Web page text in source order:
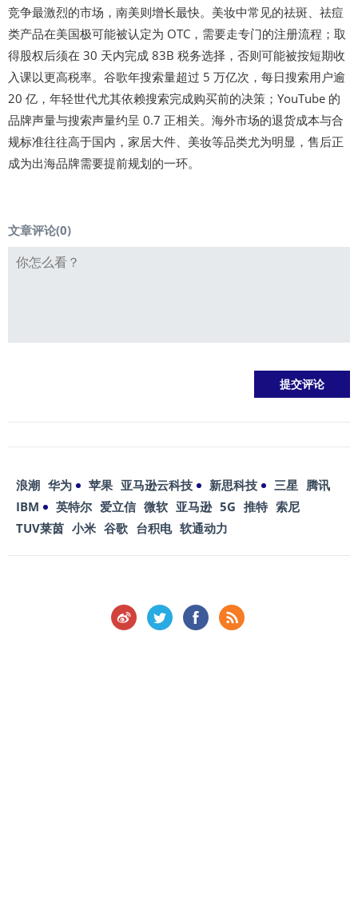
竞争最激烈的市场，南美则增长最快。美妆中常见的祛斑、祛痘
类产品在美国极可能被认定为 OTC，需要走专门的注册流程；取
得股权后须在 30 天内完成 83B 税务选择，否则可能被按短期收
入课以更高税率。谷歌年搜索量超过 5 万亿次，每日搜索用户逾
20 亿，年轻世代尤其依赖搜索完成购买前的决策；YouTube 的
品牌声量与搜索声量约呈 0.7 正相关。海外市场的退货成本与合
规标准往往高于国内，家居大件、美妆等品类尤为明显，售后正
成为出海品牌需要提前规划的一环。
文章评论(0)
浪潮 华为 苹果 亚马逊云科技 新思科技 三星 腾讯
IBM
英特尔 爱立信 微软 亚马逊 5G 推特 索尼
TUV莱茵 小米 谷歌 台积电 软通动力